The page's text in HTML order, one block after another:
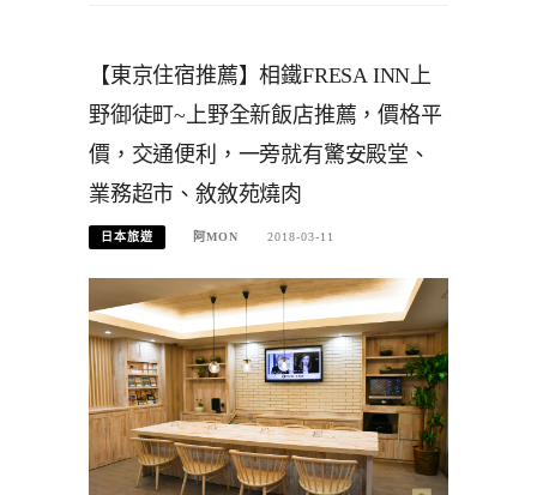
【東京住宿推薦】相鐵FRESA INN上
野御徒町~上野全新飯店推薦，價格平
價，交通便利，一旁就有驚安殿堂、
業務超市、敘敘苑燒肉
日本旅遊 阿MON 2018-03-11